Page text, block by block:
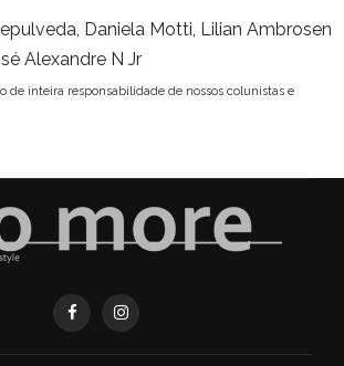
Daniela Motti, Lilian Ambrosen
Alexandre N Jr
de inteira responsabilidade de nossos colunistas e